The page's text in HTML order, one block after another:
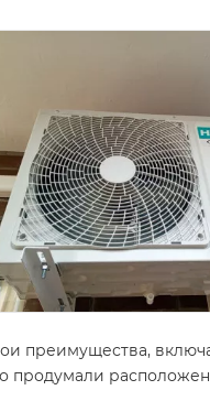
преимущества,